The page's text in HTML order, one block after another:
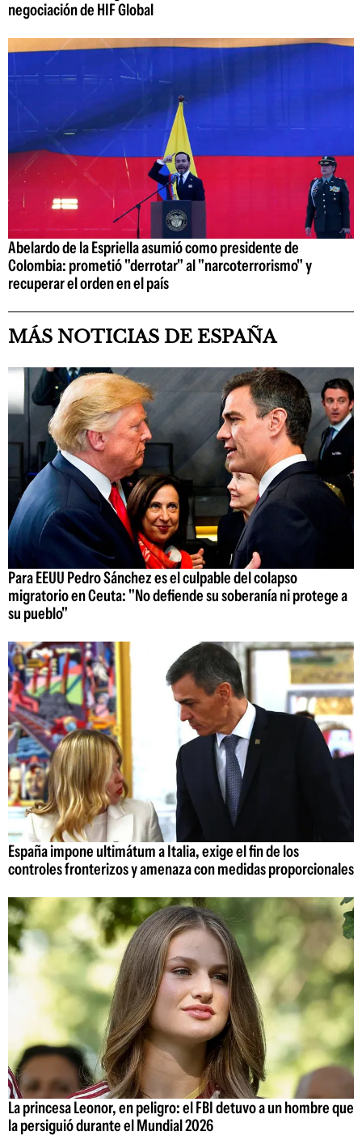
negociación de HIF Global
Abelardo de la Espriella asumió como presidente de
Colombia: prometió "derrotar" al "narcoterrorismo" y
recuperar el orden en el país
MÁS NOTICIAS DE ESPAÑA
Para EEUU Pedro Sánchez es el culpable del colapso
migratorio en Ceuta: "No defiende su soberanía ni protege a
su pueblo"
España impone ultimátum a Italia, exige el fin de los
controles fronterizos y amenaza con medidas proporcionales
La princesa Leonor, en peligro: el FBI detuvo a un hombre que
la persiguió durante el Mundial 2026